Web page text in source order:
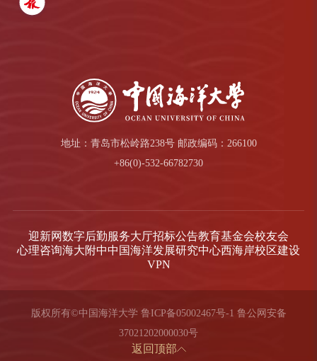
地址：青岛市松岭路238号 邮政编码：266100
+86(0)-532-66782730
迎新网数字后勤服务大厅招标公告教育基金会校友会
心理咨询海大附中中国海洋发展研究中心西海岸校区建设
VPN
版权所有©中国海洋大学 鲁ICP备05002467号-1 鲁公网安备
37021202000030号
返回顶部